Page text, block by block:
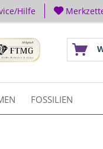
Hilfe
FOSSILIEN